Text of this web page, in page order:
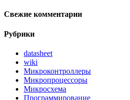
Свежие комментарии
Рубрики
datasheet
wiki
Микроконтроллеры
Микропроцессоры
Микросхема
Программирование